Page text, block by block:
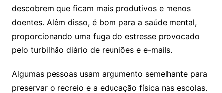
descobrem que ficam mais produtivos e menos
doentes. Além disso, é bom para a saúde mental,
proporcionando uma fuga do estresse provocado
pelo turbilhão diário de reuniões e e-mails.
Algumas pessoas usam argumento semelhante para
preservar o recreio e a educação física nas escolas.